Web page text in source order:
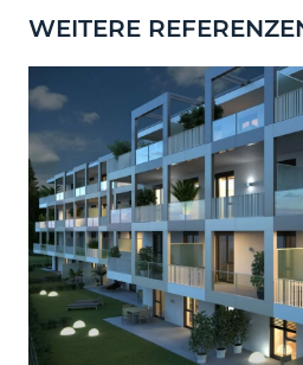
WEITERE